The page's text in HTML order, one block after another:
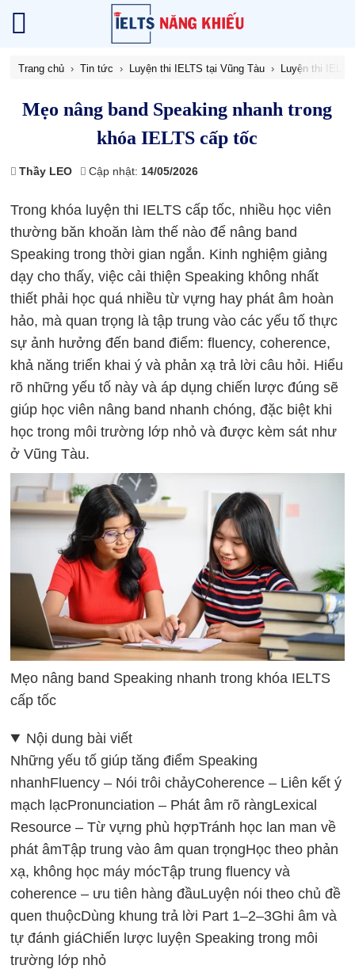
Trang chủ Tin tức Luyện thi IELTS tại Vũng Tàu Luyện thi
Mẹo nâng band Speaking nhanh trong
khóa IELTS cấp tốc
Thầy LEO Cập nhật: 14/05/2026
Trong khóa luyện thi IELTS cấp tốc, nhiều học viên
thường băn khoăn làm thế nào để nâng band
Speaking trong thời gian ngắn. Kinh nghiệm giảng
dạy cho thấy, việc cải thiện Speaking không nhất
thiết phải học quá nhiều từ vựng hay phát âm hoàn
hảo, mà quan trọng là tập trung vào các yếu tố thực
sự ảnh hưởng đến band điểm: fluency, coherence,
khả năng triển khai ý và phản xạ trả lời câu hỏi. Hiểu
rõ những yếu tố này và áp dụng chiến lược đúng sẽ
giúp học viên nâng band nhanh chóng, đặc biệt khi
học trong môi trường lớp nhỏ và được kèm sát như
ở Vũng Tàu.
Mẹo nâng band Speaking nhanh trong khóa IELTS
cấp tốc
Nội dung bài viết
Những yếu tố giúp tăng điểm Speaking
nhanhFluency – Nói trôi chảyCoherence – Liên kết ý
mạch lạcPronunciation – Phát âm rõ ràngLexical
Resource – Từ vựng phù hợpTránh học lan man về
phát âmTập trung vào âm quan trọngHọc theo phản
xạ, không học máy mócTập trung fluency và
coherence – ưu tiên hàng đầuLuyện nói theo chủ đề
quen thuộcDùng khung trả lời Part 1–2–3Ghi âm và
tự đánh giáChiến lược luyện Speaking trong môi
trường lớp nhỏ